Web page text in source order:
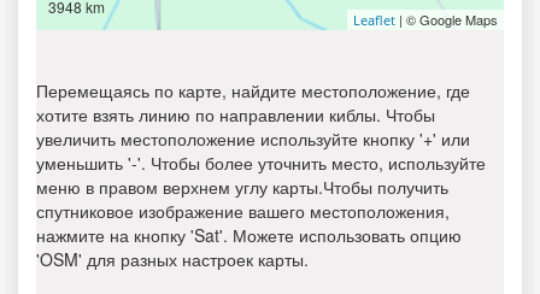
3948 km
Leaflet | © Google Maps
Перемещаясь по карте, найдите местоположение, где
хотите взять линию по направлении киблы. Чтобы
увеличить местоположение используйте кнопку '+' или
уменьшить '-'. Чтобы более уточнить место, используйте
меню в правом верхнем углу карты.Чтобы получить
спутниковое изображение вашего местоположения,
нажмите на кнопку 'Sat'. Можете использовать опцию
'OSM' для разных настроек карты.